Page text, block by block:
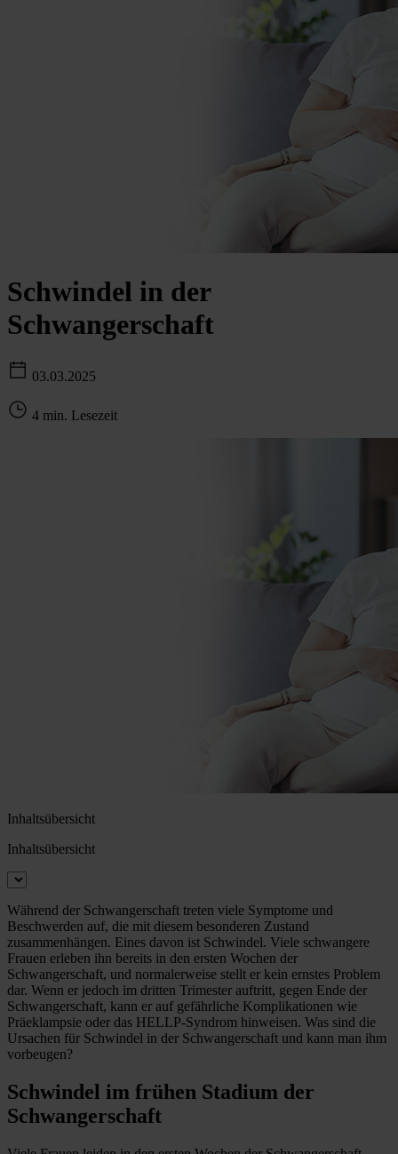
Schwindel in der
Schwangerschaft
03.03.2025
4 min. Lesezeit
Inhaltsübersicht
Inhaltsübersicht
Während der Schwangerschaft treten viele Symptome und
Beschwerden auf, die mit diesem besonderen Zustand
zusammenhängen. Eines davon ist Schwindel. Viele schwangere
Frauen erleben ihn bereits in den ersten Wochen der
Schwangerschaft, und normalerweise stellt er kein ernstes Problem
dar. Wenn er jedoch im dritten Trimester auftritt, gegen Ende der
Schwangerschaft, kann er auf gefährliche Komplikationen wie
Präeklampsie oder das HELLP-Syndrom hinweisen. Was sind die
Ursachen für Schwindel in der Schwangerschaft und kann man ihm
vorbeugen?
Schwindel im frühen Stadium der
Schwangerschaft